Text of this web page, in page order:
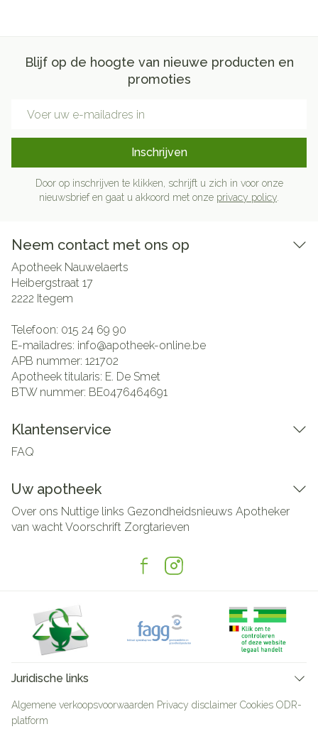
Blijf op de hoogte van nieuwe producten en
promoties
Inschrijven
Door op inschrijven te klikken, schrijft u zich in voor onze
nieuwsbrief en gaat u akkoord met onze privacy policy
Neem contact met ons op
Apotheek Nauwelaerts
Heibergstraat 17
2222 Itegem
Telefoon: 015 24 69 90
E-mailadres: info@apotheek-online.be
APB nummer: 121702
Apotheek titularis: E. De Smet
BTW nummer: BE0476464691
Klantenservice
FAQ
Uw apotheek
Over ons Nuttige links Gezondheidsnieuws Apotheker
van wachtVoorschrift Zorgtarieven
Juridische links
Algemene verkoopsvoorwaarden Privacy disclaimer Cookies ODR-
platform